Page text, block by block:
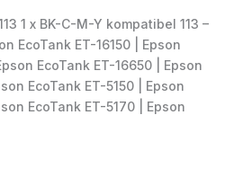
1 x BK-C-M-Y kompatibel 113 –
EcoTank ET-16150 | Epson
EcoTank ET-16650 | Epson
EcoTank ET-5150 | Epson
EcoTank ET-5170 | Epson